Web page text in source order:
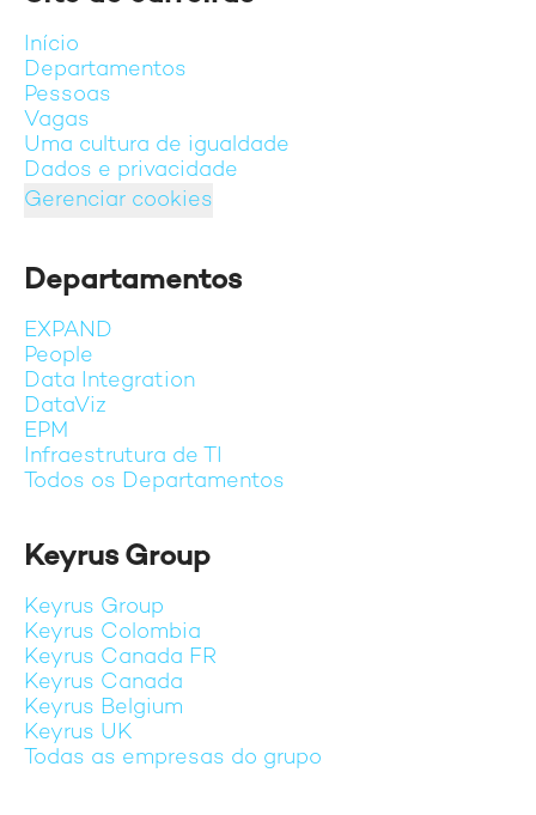
Início
Departamentos
Pessoas
Vagas
Uma cultura de igualdade
Dados e privacidade
Gerenciar cookies
Departamentos
EXPAND
People
Data Integration
DataViz
EPM
Infraestrutura de TI
Todos os Departamentos
Keyrus Group
Keyrus Group
Keyrus Colombia
Keyrus Canada FR
Keyrus Canada
Keyrus Belgium
Keyrus UK
Todas as empresas do grupo